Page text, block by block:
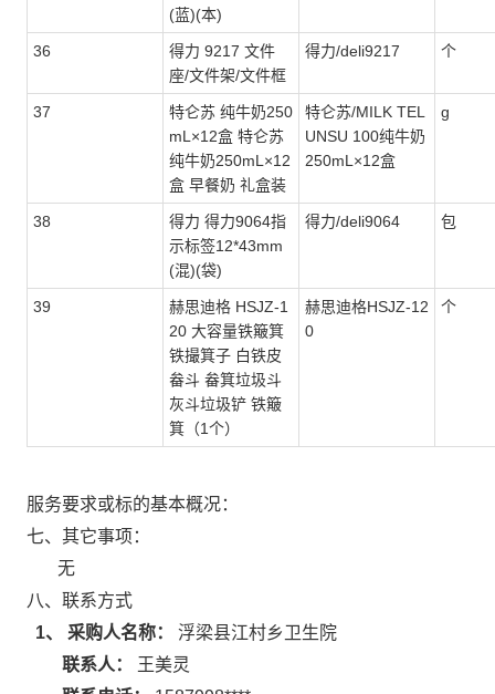
(蓝)(本)
36
得力 9217 文件
座/文件架/文件框
得力/deli9217 个
37
特仑苏 纯牛奶250
mL×12盒 特仑苏
纯牛奶250mL×12
盒 早餐奶 礼盒装
特仑苏/MILK TEL
UNSU 100纯牛奶
250mL×12盒
g
38
得力 得力9064指
示标签12*43mm
(混)(袋)
得力/deli9064 包
39
赫思迪格 HSJZ-1
20 大容量铁簸箕
铁撮箕子 白铁皮
畚斗 畚箕垃圾斗
灰斗垃圾铲 铁簸
箕（1个）
赫思迪格HSJZ-12
0
个
服务要求或标的基本概况：
七、其它事项：
无
八、联系方式
1、 采购人名称：
浮梁县江村乡卫生院
联系人：
王美灵